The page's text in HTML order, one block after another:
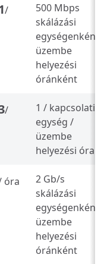
/
500 Mbps
skálázási
egységenként,
üzembe
helyezési
óránként
/
1 / kapcsolati
egység /
üzembe
helyezési óra
óra
2 Gb/s
skálázási
egységenként,
üzembe
helyezési
óránként